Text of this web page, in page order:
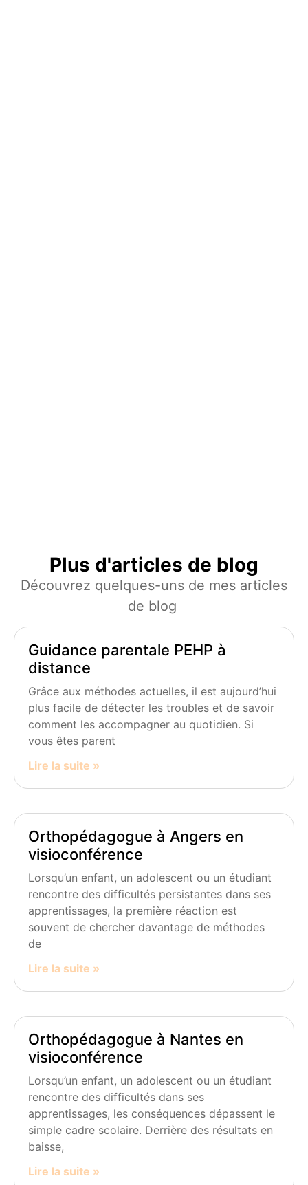
Plus d'articles de blog
Découvrez quelques-uns de mes articles
de blog
Guidance parentale PEHP à
distance
Grâce aux méthodes actuelles, il est aujourd’hui
plus facile de détecter les troubles et de savoir
comment les accompagner au quotidien. Si
vous êtes parent
Lire la suite »
Orthopédagogue à Angers en
visioconférence
Lorsqu’un enfant, un adolescent ou un étudiant
rencontre des difficultés persistantes dans ses
apprentissages, la première réaction est
souvent de chercher davantage de méthodes
de
Lire la suite »
Orthopédagogue à Nantes en
visioconférence
Lorsqu’un enfant, un adolescent ou un étudiant
rencontre des difficultés dans ses
apprentissages, les conséquences dépassent le
simple cadre scolaire. Derrière des résultats en
baisse,
Lire la suite »